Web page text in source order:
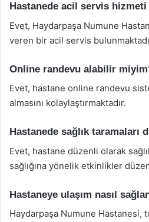
Hastanede acil servis hizmeti
Evet, Haydarpaşa Numune
veren bir acil servis
Online randevu alabilir
Evet, hastane online randevu
almasını kolaylaştırmaktadır.
Hastanede sağlık taramaları
Evet, hastane düzenli olarak
sağlığına yönelik etkinlikler
Hastaneye ulaşım nasıl
Haydarpaşa Numune Hastanesi,